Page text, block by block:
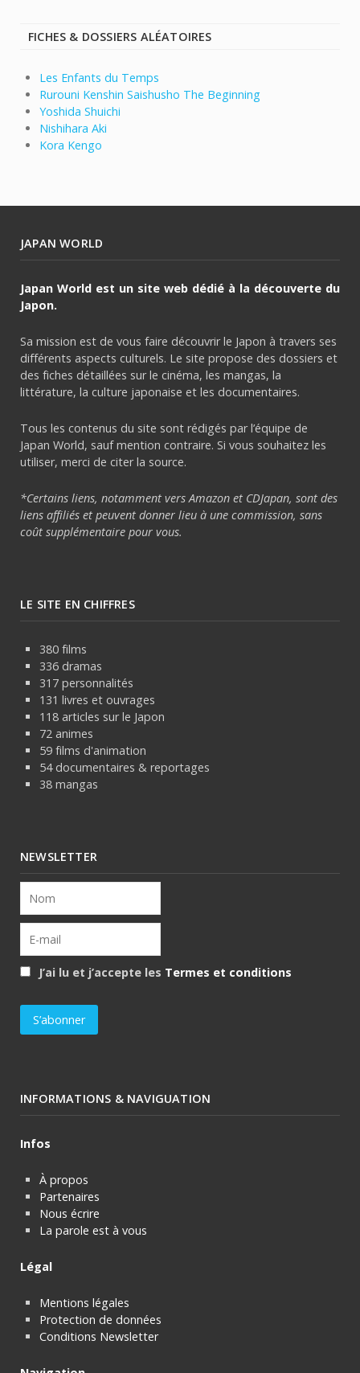
FICHES & DOSSIERS ALÉATOIRES
Les Enfants du Temps
Rurouni Kenshin Saishusho The Beginning
Yoshida Shuichi
Nishihara Aki
Kora Kengo
JAPAN WORLD
Japan World est un site web dédié à la découverte du
Japon.
Sa mission est de vous faire découvrir le Japon à travers ses
différents aspects culturels. Le site propose des dossiers et
des fiches détaillées sur le cinéma, les mangas, la
littérature, la culture japonaise et les documentaires.
Tous les contenus du site sont rédigés par l’équipe de
Japan World, sauf mention contraire. Si vous souhaitez les
utiliser, merci de citer la source.
*Certains liens, notamment vers Amazon et CDJapan, sont des
liens affiliés et peuvent donner lieu à une commission, sans
coût supplémentaire pour vous.
LE SITE EN CHIFFRES
380 films
336 dramas
317 personnalités
131 livres et ouvrages
118 articles sur le Japon
72 animes
59 films d'animation
54 documentaires & reportages
38 mangas
NEWSLETTER
J’ai lu et j’accepte les Termes et conditions
INFORMATIONS & NAVIGUATION
Infos
À propos
Partenaires
Nous écrire
La parole est à vous
Légal
Mentions légales
Protection de données
Conditions Newsletter